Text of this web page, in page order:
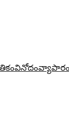
వినోదంవ్యాపారం